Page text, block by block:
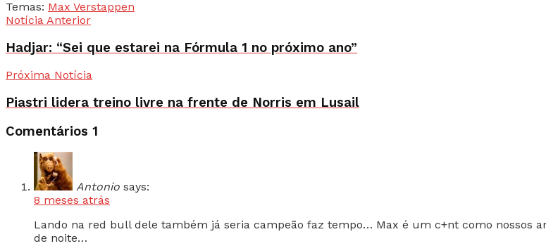
Temas: Max Verstappen
Notícia Anterior
Hadjar: “Sei que estarei na Fórmula 1 no próximo ano”
Próxima Notícia
Piastri lidera treino livre na frente de Norris em Lusail
Comentários 1
Antonio says:
8 meses atrás
Lando na red bull dele também já seria campeão faz tempo… Max é um c+nt como nossos
de noite…